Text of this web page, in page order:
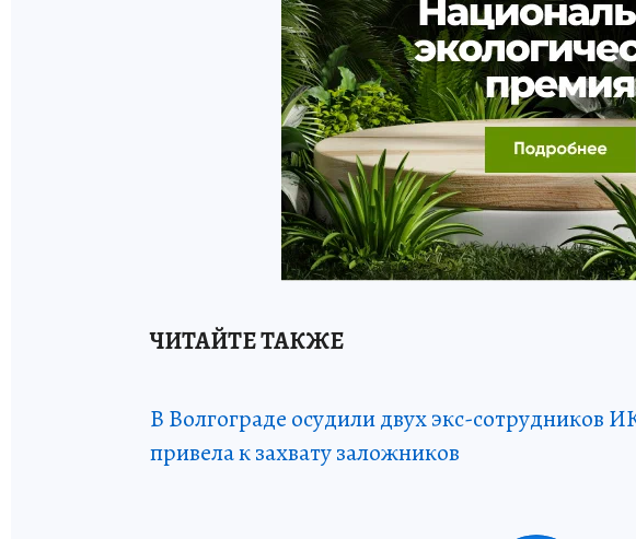
ЧИТАЙТЕ ТАКЖЕ
В Волгограде осудили двух экс-сотрудников
привела к захвату заложников